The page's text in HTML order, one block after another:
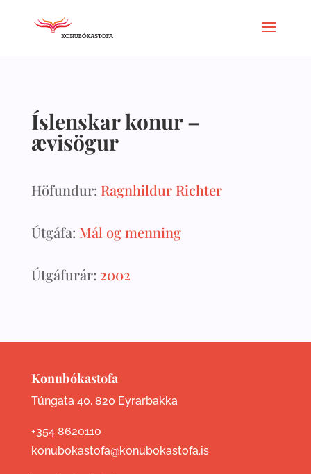
Íslenskar konur –
ævisögur
Höfundur: Ragnhildur Richter
Útgáfa: Mál og menning
Útgáfurár: 2002
Konubókastofa
Túngata 40, 820 Eyrarbakka
+354 8620110
konubokastofa@konubokastofa.is